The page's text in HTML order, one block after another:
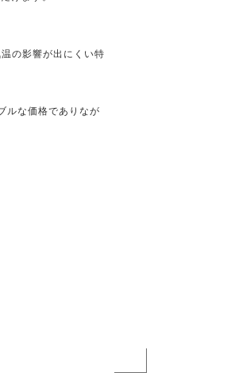
の影響が出にくい特
ルな価格でありなが